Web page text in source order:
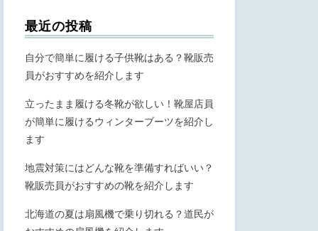
最近の投稿
自分で簡単に履ける子供靴はある？靴販売
員がおすすめを紹介します
立ったまま履ける冬靴が欲しい！靴屋店員
が簡単に履けるウィンターブーツを紹介し
ます
地震対策にはどんな靴を準備すればいい？
靴販売員がおすすめの靴を紹介します
北海道の夏は扇風機で乗り切れる？道民が